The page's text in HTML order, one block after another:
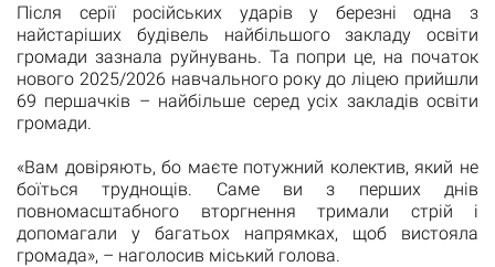
Після серії російських ударів у березні одна з
найстаріших будівель найбільшого закладу освіти
громади зазнала руйнувань. Та попри це, на початок
нового 2025/2026 навчального року до ліцею прийшли
69 першачків – найбільше серед усіх закладів освіти
громади.
«Вам довіряють, бо маєте потужний колектив, який не
боїться труднощів. Саме ви з перших днів
повномасштабного вторгнення тримали стрій і
допомагали у багатьох напрямках, щоб вистояла
громада», – наголосив міський голова.